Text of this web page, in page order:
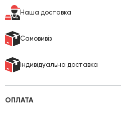
Наша доставка
Cамовивіз
Індивідуальна доставка
ОПЛАТА